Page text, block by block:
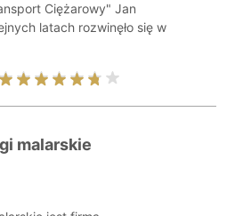
Ciężarowy" Jan
latach rozwinęło się w
malarskie